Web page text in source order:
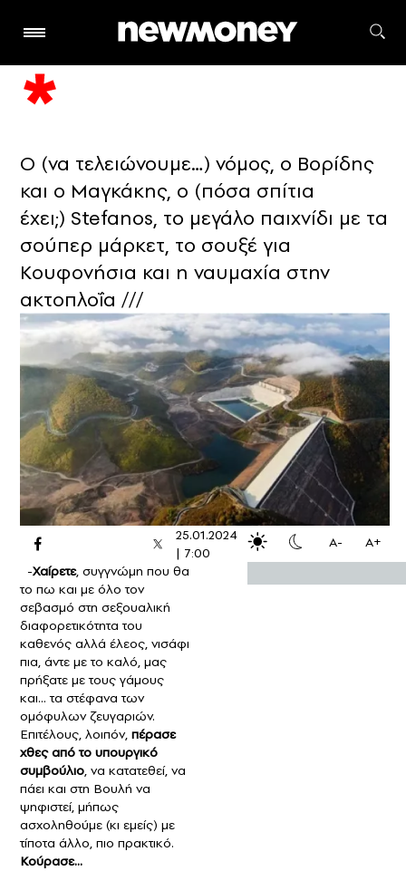
Ο (να τελειώνουμε…) νόμος, ο Βορίδης
και ο Μαγκάκης, ο (πόσα σπίτια
έχει;) Stefanos, το μεγάλο παιχνίδι με τα
σούπερ μάρκετ, το σουξέ για
Κουφονήσια και η ναυμαχία στην
ακτοπλοΐα ///
25.01.2024
| 7:00
A-
A+
-Χαίρετε, συγγνώμη που θα
το πω και με όλο τον
σεβασμό στη σεξουαλική
διαφορετικότητα του
καθενός αλλά έλεος, νισάφι
πια, άντε με το καλό, μας
πρήξατε με τους γάμους
και… τα στέφανα των
ομόφυλων ζευγαριών.
Επιτέλους, λοιπόν, πέρασε
χθες από το υπουργικό
συμβούλιο, να κατατεθεί, να
πάει και στη Βουλή να
ψηφιστεί, μήπως
ασχοληθούμε (κι εμείς) με
τίποτα άλλο, πιο πρακτικό.
Κούρασε…